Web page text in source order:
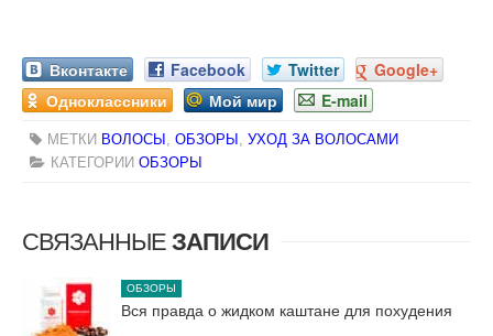
Вконтакте Facebook Twitter
Google+
Одноклассники
Мой мир E-mail
МЕТКИ ВОЛОСЫ , ОБЗОРЫ , УХОД ЗА ВОЛОСАМИ
КАТЕГОРИИ ОБЗОРЫ
СВЯЗАННЫЕ ЗАПИСИ
ОБЗОРЫ
Вся правда о жидком каштане для похудения